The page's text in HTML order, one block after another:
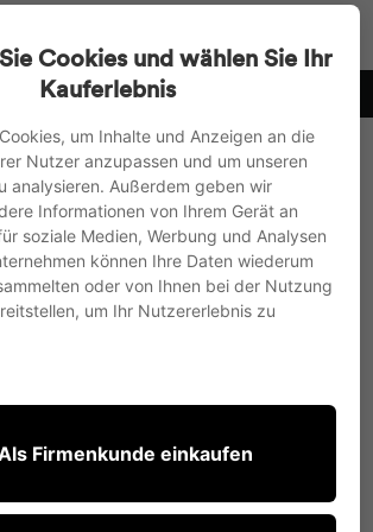
Cookies und wählen Sie Ihr
Kauferlebnis
um Inhalte und Anzeigen an die
Nutzer anzupassen und um unseren
analysieren. Außerdem geben wir
Informationen von Ihrem Gerät an
soziale Medien, Werbung und Analysen
können Ihre Daten wiederum
oder von Ihnen bei der Nutzung
um Ihr Nutzererlebnis zu
Firmenkunde einkaufen
Diashow
in die EU, nach UK und in die Schweiz